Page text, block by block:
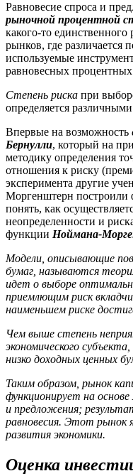
Равновесие спроса и
рыночной процентной
какого-то единственного
рынков, где различается
используемые
равновесных процентных
Степень риска при
определяется различными
Впервые на возможность
Бернулли, который на
методику определения
отношения к риску
эксперимента другие
Моргенштерн
понять, как
неопределенности и
функции Ноймана-
Модели , описывающие
бумаг, называются
идет о выборе
приемлющим риск
наименьшем риске
Чем выше степень
экономического
низко доходных ценных
Таким образом, рынок
функционирует на
и предложения;
равновесия. Этот рынок
развития экономики.
Оценка